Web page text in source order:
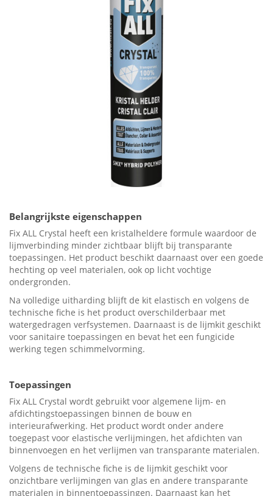
Belangrijkste eigenschappen
Fix ALL Crystal heeft een kristalheldere formule waardoor de
lijmverbinding minder zichtbaar blijft bij transparante
toepassingen. Het product beschikt daarnaast over een goede
hechting op veel materialen, ook op licht vochtige
ondergronden.
Na volledige uitharding blijft de kit elastisch en volgens de
technische fiche is het product overschilderbaar met
watergedragen verfsystemen. Daarnaast is de lijmkit geschikt
voor sanitaire toepassingen en bevat het een fungicide
werking tegen schimmelvorming.
Toepassingen
Fix ALL Crystal wordt gebruikt voor algemene lijm- en
afdichtingstoepassingen binnen de bouw en
interieurafwerking. Het product wordt onder andere
toegepast voor elastische verlijmingen, het afdichten van
binnenvoegen en het verlijmen van transparante materialen.
Volgens de technische fiche is de lijmkit geschikt voor
onzichtbare verlijmingen van glas en andere transparante
materialen in binnentoepassingen. Daarnaast kan het